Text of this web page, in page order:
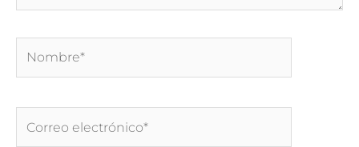
electrónico*